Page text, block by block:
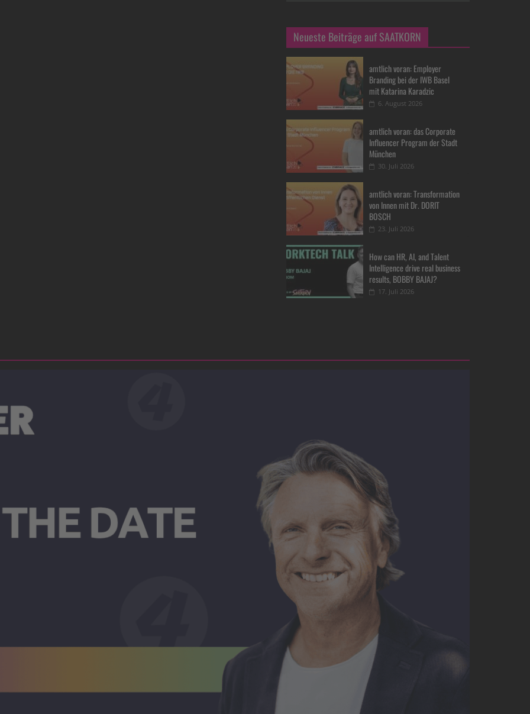
Neueste Beiträge auf SAATKORN
amtlich voran: Employer
Branding bei der IWB Basel
mit Katarina Karadzic
6. August 2026
amtlich voran: das Corporate
Influencer Program der Stadt
München
30. Juli 2026
amtlich voran: Transformation
von Innen mit Dr. DORIT
BOSCH
23. Juli 2026
How can HR, AI, and Talent
Intelligence drive real business
results, BOBBY BAJAJ?
17. Juli 2026